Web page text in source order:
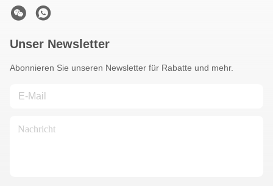
Unser Newsletter
Abonnieren Sie unseren Newsletter für Rabatte und mehr.